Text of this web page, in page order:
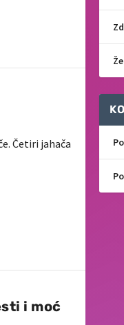
Četiri jahača
i moć